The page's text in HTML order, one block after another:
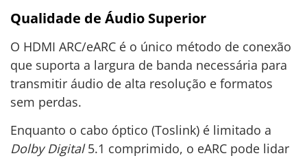
Qualidade de Áudio Superior
O HDMI ARC/eARC é o único método de conexão
que suporta a largura de banda necessária para
transmitir áudio de alta resolução e formatos
sem perdas.
Enquanto o cabo óptico (Toslink) é limitado a
Dolby Digital5.1 comprimido, o eARC pode lidar